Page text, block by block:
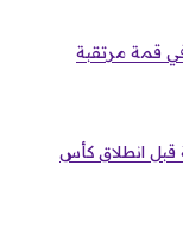
في قمة مرتقبة
قبل انطلاق كأس